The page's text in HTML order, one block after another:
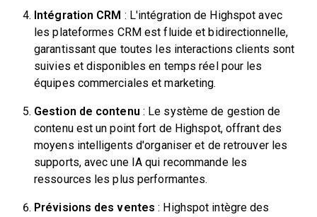
Intégration CRM : L'intégration de Highspot avec
les plateformes CRM est fluide et bidirectionnelle,
garantissant que toutes les interactions clients sont
suivies et disponibles en temps réel pour les
équipes commerciales et marketing.
Gestion de contenu : Le système de gestion de
contenu est un point fort de Highspot, offrant des
moyens intelligents d'organiser et de retrouver les
supports, avec une IA qui recommande les
ressources les plus performantes.
Prévisions des ventes : Highspot intègre des